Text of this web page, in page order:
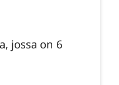
jossa on 6